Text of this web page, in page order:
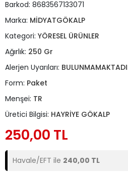
Barkod: 8683567133071
Marka: MİDYATGÖKALP
Kategori: YÖRESEL ÜRÜNLER
Ağırlık: 250 Gr
Alerjen Uyarıları:
Form: Paket
Menşei: TR
Üretici Bilgisi: HAYRİYE GÖKALP
250,00 TL
Havale/EFT ile 240,00 TL